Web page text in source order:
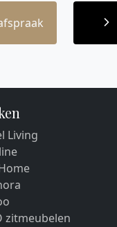
Living
zitmeubelen